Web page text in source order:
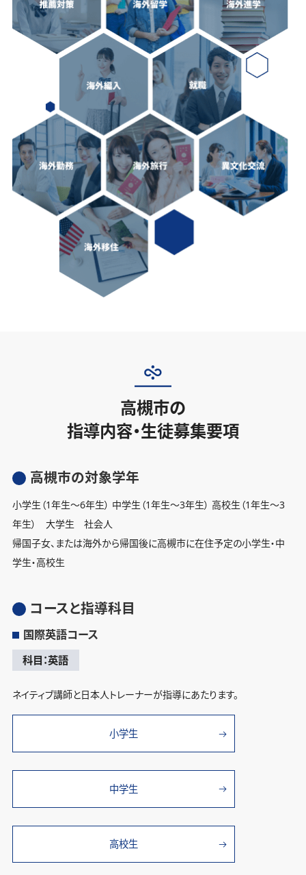
高槻市の
指導内容・生徒募集要項
高槻市の対象学年
小学生（1年生〜6年生） 中学生（1年生〜3年生） 高校生（1年生〜3
年生） 大学生 社会人
帰国子女、または海外から帰国後に高槻市に在住予定の小学生・中
学生・高校生
コースと指導科目
国際英語コース
科目：英語
ネイティブ講師と日本人トレーナーが指導にあたります。
小学生
中学生
高校生